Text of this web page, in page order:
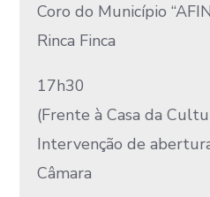
Coro do Município
Rinca Finca
17h30
(Frente à Casa da
Intervenção de
Câmara